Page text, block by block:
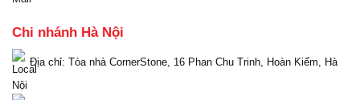
Chi nhánh Hà Nội
Địa chỉ: Tòa nhà CornerStone, 16 Phan Chu Trinh, Hoàn Kiếm, Hà
Nội